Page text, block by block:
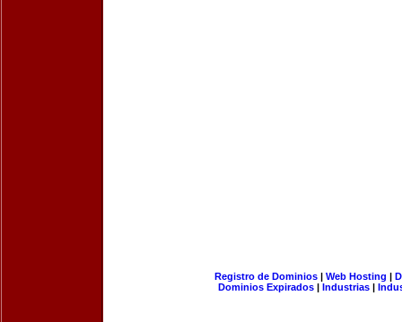
Registro de Dominios| Web Hosting |
Dominios Expirados | Industrias |